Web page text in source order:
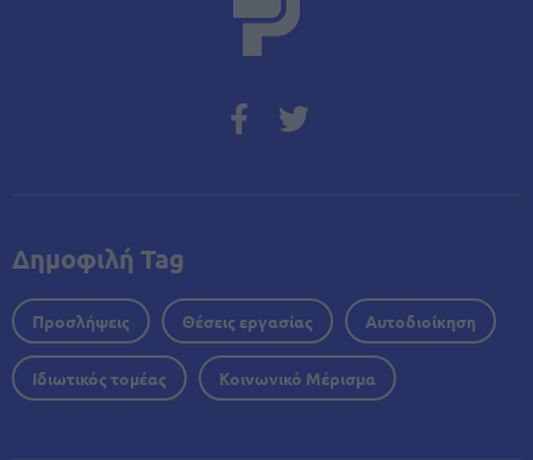
Δημοφιλή Tag
Προσλήψεις Θέσεις εργασίας Αυτοδιοίκηση
Ιδιωτικός τομέας Κοινωνικό Μέρισμα